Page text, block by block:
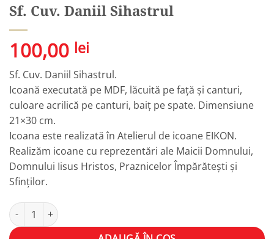
Sf. Cuv. Daniil Sihastrul
100,00 lei
Sf. Cuv. Daniil Sihastrul.
Icoană executată pe MDF, lăcuită pe față și canturi,
culoare acrilică pe canturi, baiț pe spate. Dimensiune
21×30 cm.
Icoana este realizată în Atelierul de icoane EIKON.
Realizăm icoane cu reprezentări ale Maicii Domnului,
Domnului Iisus Hristos, Praznicelor Împărătești și
Sfinților.
Cantitate Sf. Cuv. Daniil Sihastrul
Alternative: